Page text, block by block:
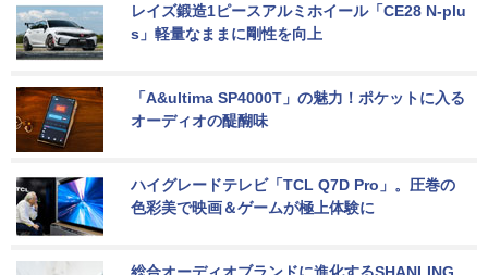
レイズ鍛造1ピースアルミホイール「CE28 N-plu
s」軽量なままに剛性を向上
「A&ultima SP4000T」の魅力！ポケットに入る
オーディオの醍醐味
ハイグレードテレビ「TCL Q7D Pro」。圧巻の
色彩美で映画＆ゲームが極上体験に